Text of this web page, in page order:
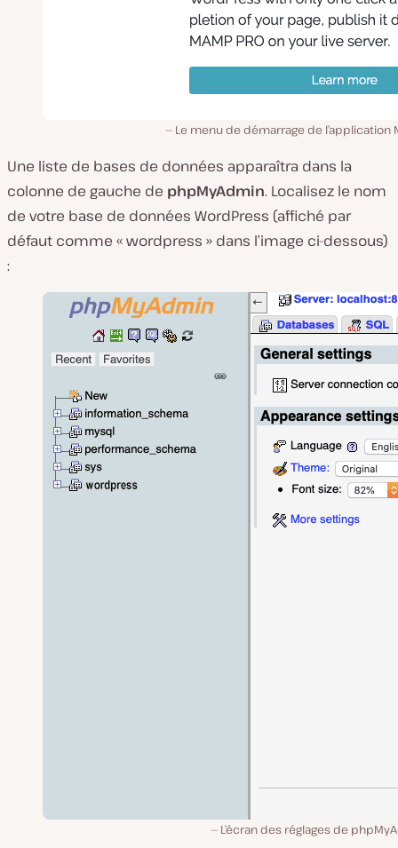
Le menu de démarrage de l’application
Une liste de bases de données apparaîtra dans la
colonne de gauche de phpMyAdmin. Localisez le nom
de votre base de données WordPress (affiché par
défaut comme « wordpress » dans l’image ci-dessous)
:
L’écran des réglages de